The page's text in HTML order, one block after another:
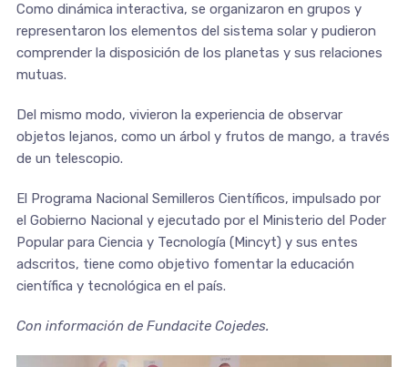
Como dinámica interactiva, se organizaron en grupos y
representaron los elementos del sistema solar y pudieron
comprender la disposición de los planetas y sus relaciones
mutuas.
Del mismo modo, vivieron la experiencia de observar
objetos lejanos, como un árbol y frutos de mango, a través
de un telescopio.
El Programa Nacional Semilleros Científicos, impulsado por
el Gobierno Nacional y ejecutado por el Ministerio del Poder
Popular para Ciencia y Tecnología (Mincyt) y sus entes
adscritos, tiene como objetivo fomentar la educación
científica y tecnológica en el país.
Con información de Fundacite Cojedes.